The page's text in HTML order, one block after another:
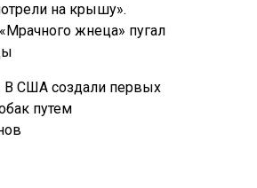
на крышу».
жнеца» пугал
В США создали первых
путем